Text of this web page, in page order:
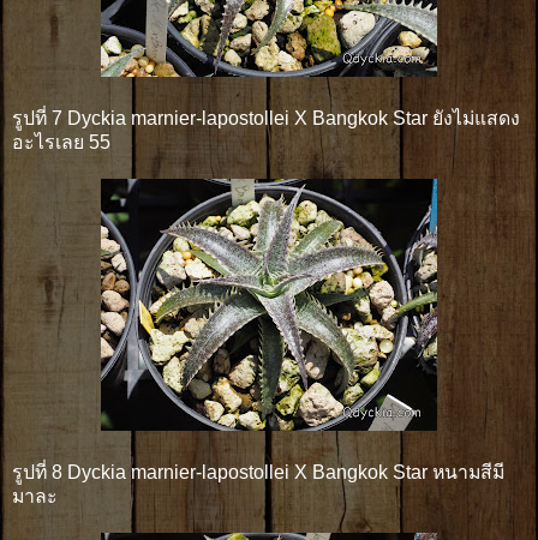
รูปที่ 7 Dyckia marnier-lapostollei X Bangkok Star ยังไม่แสดง
อะไรเลย 55
รูปที่ 8 Dyckia marnier-lapostollei X Bangkok Star หนามสีมี
มาละ